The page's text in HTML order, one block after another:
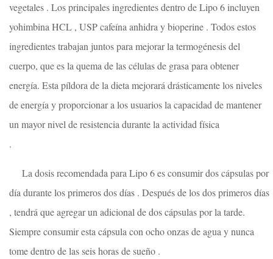
vegetales . Los principales ingredientes dentro de Lipo 6 incluyen
yohimbina HCL , USP cafeína anhidra y bioperine . Todos estos
ingredientes trabajan juntos para mejorar la termogénesis del
cuerpo, que es la quema de las células de grasa para obtener
energía. Esta píldora de la dieta mejorará drásticamente los niveles
de energía y proporcionar a los usuarios la capacidad de mantener
un mayor nivel de resistencia durante la actividad física
.
La dosis recomendada para Lipo 6 es consumir dos cápsulas por
día durante los primeros dos días . Después de los dos primeros días
, tendrá que agregar un adicional de dos cápsulas por la tarde.
Siempre consumir esta cápsula con ocho onzas de agua y nunca
tome dentro de las seis horas de sueño .